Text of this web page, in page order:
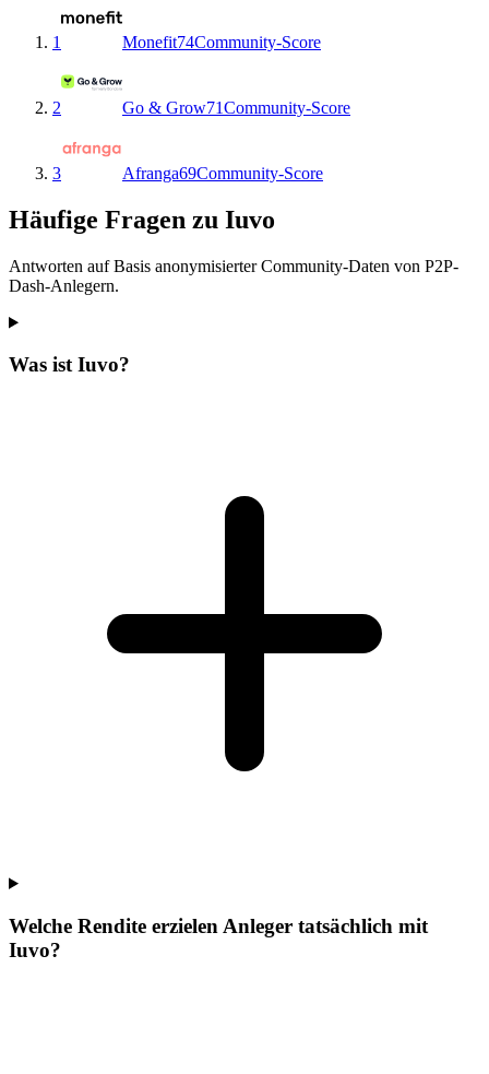
1 Monefit74Community-Score
2 Go & Grow71Community-Score
3 Afranga69Community-Score
Häufige Fragen zu Iuvo
Antworten auf Basis anonymisierter Community-Daten von P2P-
Dash-Anlegern.
Was ist Iuvo?
Welche Rendite erzielen Anleger tatsächlich mit
Iuvo?